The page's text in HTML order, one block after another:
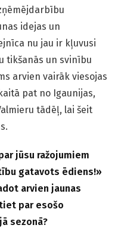
idejas un
nu jau ir kļuvusi
tikšanās un svinību
arvien vairāk viesojas
pat no Igaunijas,
tādēļ, lai šeit
jūsu ražojumiem
gatavots ēdiens!»
arvien jaunas
par esošo
sezonā?